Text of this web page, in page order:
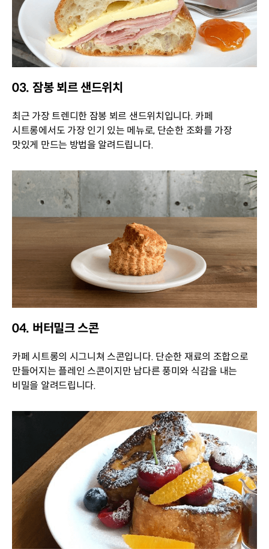
03. 잠봉 뵈르 샌드위치
최근 가장 트렌디한 잠봉 뵈르 샌드위치입니다. 카페
시트롱에서도 가장 인기 있는 메뉴로, 단순한 조화를 가장
맛있게 만드는 방법을 알려드립니다.
04. 버터밀크 스콘
카페 시트롱의 시그니쳐 스콘입니다. 단순한 재료의 조합으로
만들어지는 플레인 스콘이지만 남다른 풍미와 식감을 내는
비밀을 알려드립니다.